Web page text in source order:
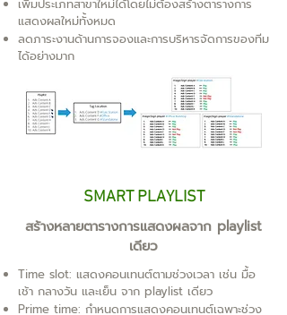
เพิ่มประเภทสาขาใหม่ได้โดยไม่ต้องสร้างตารางการ
แสดงผลใหม่ทั้งหมด
ลดภาระงานด้านการจองและการบริหารจัดการของทีม
ได้อย่างมาก
SMART PLAYLIST
สร้างหลายตารางการแสดงผลจาก playlist
เดียว
Time slot: แสดงคอนเทนต์ตามช่วงเวลา เช่น มื้อ
เช้า กลางวัน และเย็น จาก playlist เดียว
Prime time: กำหนดการแสดงคอนเทนต์เฉพาะช่วง